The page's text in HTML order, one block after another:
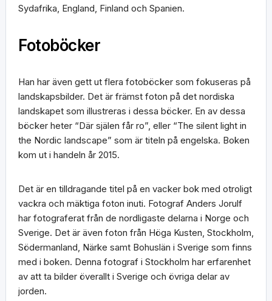
Sydafrika, England, Finland och Spanien.
Fotoböcker
Han har även gett ut flera fotoböcker som fokuseras på
landskapsbilder. Det är främst foton på det nordiska
landskapet som illustreras i dessa böcker. En av dessa
böcker heter “Där själen får ro”, eller “The silent light in
the Nordic landscape” som är titeln på engelska. Boken
kom ut i handeln år 2015.
Det är en tilldragande titel på en vacker bok med otroligt
vackra och mäktiga foton inuti. Fotograf Anders Jorulf
har fotograferat från de nordligaste delarna i Norge och
Sverige. Det är även foton från Höga Kusten, Stockholm,
Södermanland, Närke samt Bohuslän i Sverige som finns
med i boken. Denna fotograf i Stockholm har erfarenhet
av att ta bilder överallt i Sverige och övriga delar av
jorden.